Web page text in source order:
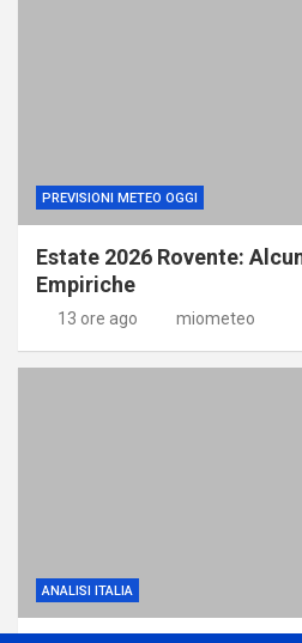
PREVISIONI METEO OGGI
Estate 2026 Rovente:
Empiriche
13 ore ago miometeo
ANALISI ITALIA